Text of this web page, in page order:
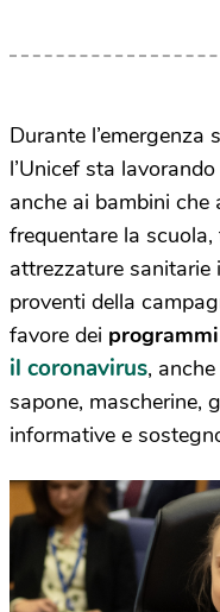
Durante
l’Unicef sta
anche ai bambini
frequentare la
attrezzature sanitarie
proventi della
favore dei
il coronavirus,
sapone, mascherine,
informative e